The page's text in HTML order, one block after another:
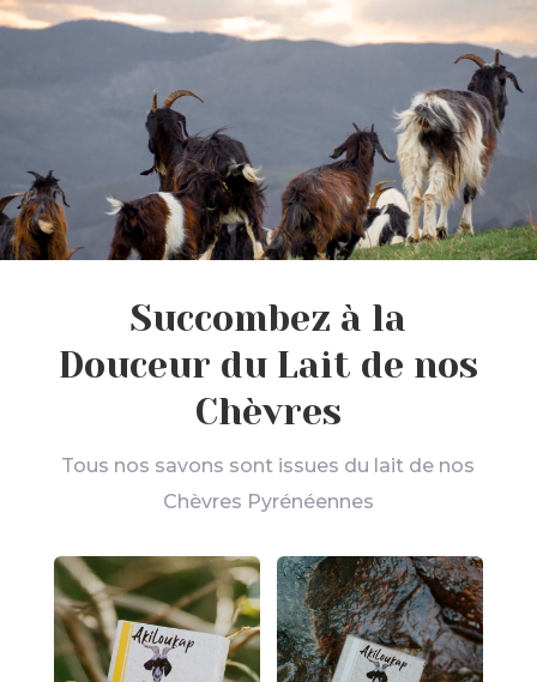
Succombez à la
Douceur du Lait de nos
Chèvres
Tous nos savons sont issues du lait de nos
Chèvres Pyrénéennes